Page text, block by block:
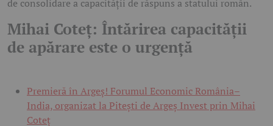
de consolidare a capacității de răspuns a statului român.
Mihai Coteț: Întărirea capacității
de apărare este o urgență
Premieră în Argeș! Forumul Economic România–
India, organizat la Pitești de Argeș Invest prin Mihai
Coteț